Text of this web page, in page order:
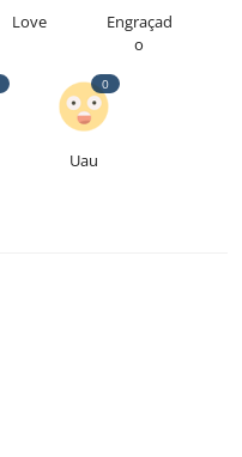
Love
Engraçad
o
Uau
0